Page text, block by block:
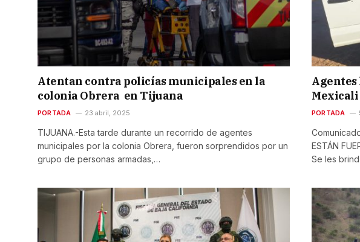
Atentan contra policías municipales en la
colonia Obrera en Tijuana
PORTADA 23 abril, 2025
TIJUANA.-Esta tarde durante un recorrido de agentes
municipales por la colonia Obrera, fueron sorprendidos por un
grupo de personas armadas,…
Agentes
PORTADA
ESTÁN
Se les